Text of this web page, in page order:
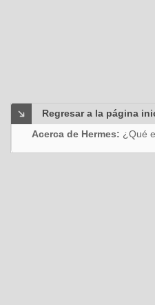
Regresar a la página
Acerca de Hermes: ¿Qué